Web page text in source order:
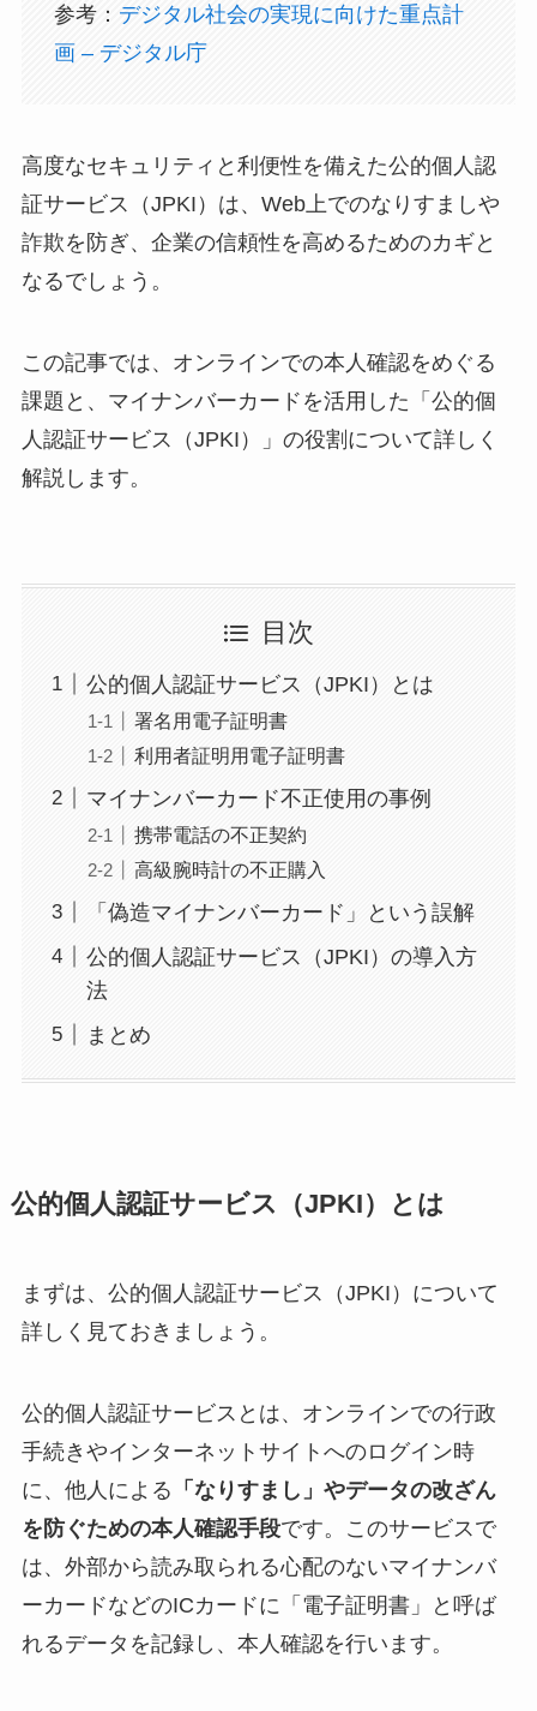
参考： デジタル社会の実現に向けた重点計
画 – デジタル庁
高度なセキュリティと利便性を備えた公的個人認
証サービス（JPKI）は、Web上でのなりすましや
詐欺を防ぎ、企業の信頼性を高めるためのカギと
なるでしょう。
この記事では、オンラインでの本人確認をめぐる
課題と、マイナンバーカードを活用した「公的個
人認証サービス（JPKI）」の役割について詳しく
解説します。
目次
公的個人認証サービス（JPKI）とは
署名用電子証明書
利用者証明用電子証明書
マイナンバーカード不正使用の事例
携帯電話の不正契約
高級腕時計の不正購入
「偽造マイナンバーカード」という誤解
公的個人認証サービス（JPKI）の導入方
法
まとめ
公的個人認証サービス（JPKI）とは
まずは、公的個人認証サービス（JPKI）について
詳しく見ておきましょう。
公的個人認証サービスとは、オンラインでの行政
手続きやインターネットサイトへのログイン時
に、他人による 「なりすまし」やデータの改ざん
を防ぐための本人確認手段です。このサービスで
は、外部から読み取られる心配のないマイナンバ
ーカードなどのICカードに「電子証明書」と呼ば
れるデータを記録し、本人確認を行います。